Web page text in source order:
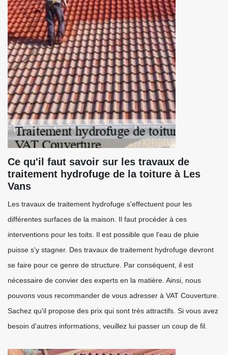
Ce qu'il faut savoir sur les travaux de
traitement hydrofuge de la toiture à Les
Vans
Les travaux de traitement hydrofuge s'effectuent pour les
différentes surfaces de la maison. Il faut procéder à ces
interventions pour les toits. Il est possible que l'eau de pluie
puisse s'y stagner. Des travaux de traitement hydrofuge devront
se faire pour ce genre de structure. Par conséquent, il est
nécessaire de convier des experts en la matière. Ainsi, nous
pouvons vous recommander de vous adresser à VAT Couverture.
Sachez qu'il propose des prix qui sont très attractifs. Si vous avez
besoin d'autres informations, veuillez lui passer un coup de fil.